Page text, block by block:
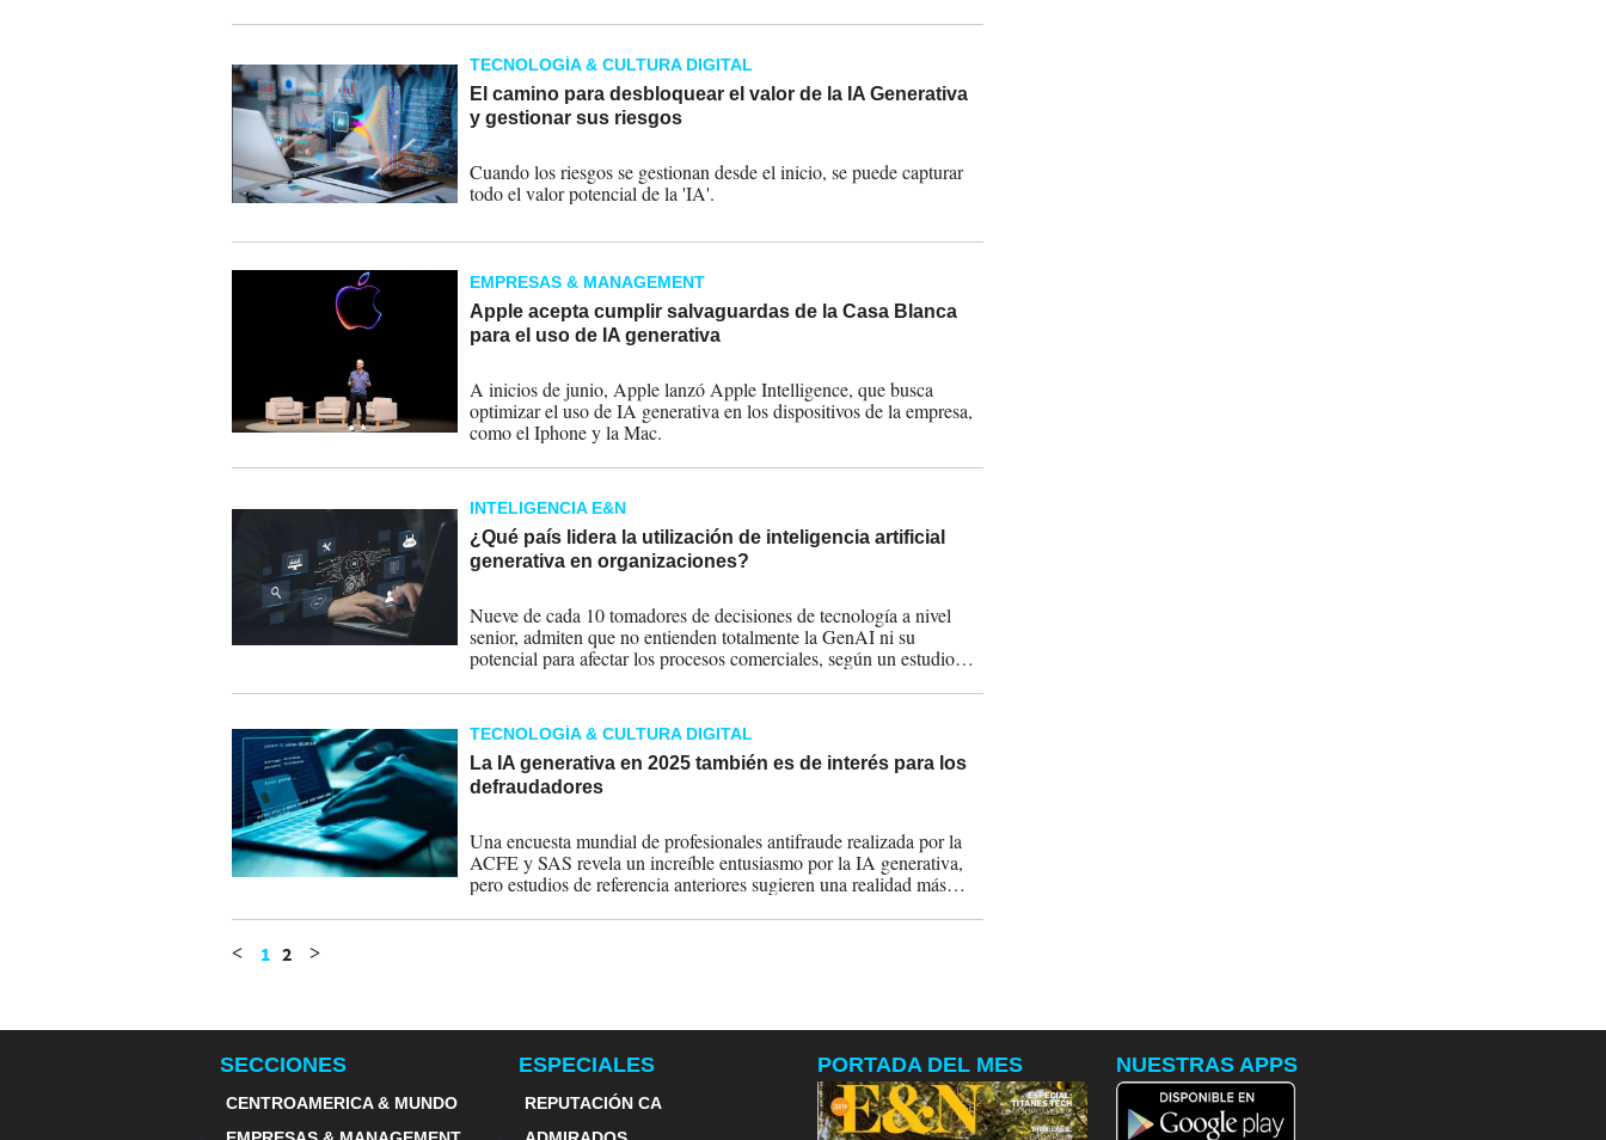
aportar su visión sobre la misma.
TECNOLOGÍA & CULTURA DIGITAL
El camino para desbloquear el valor de la IA Generativa
y gestionar sus riesgos
Cuando los riesgos se gestionan desde el inicio, se puede capturar
todo el valor potencial de la 'IA'.
EMPRESAS & MANAGEMENT
Apple acepta cumplir salvaguardas de la Casa Blanca
para el uso de IA generativa
A inicios de junio, Apple lanzó Apple Intelligence, que busca
optimizar el uso de IA generativa en los dispositivos de la empresa,
como el Iphone y la Mac.
INTELIGENCIA E&N
¿Qué país lidera la utilización de inteligencia artificial
generativa en organizaciones?
Nueve de cada 10 tomadores de decisiones de tecnología a nivel
senior, admiten que no entienden totalmente la GenAI ni su
potencial para afectar los procesos comerciales, según un estudio
TECNOLOGÍA & CULTURA DIGITAL
La IA generativa en 2025 también es de interés para los
defraudadores
Una encuesta mundial de profesionales antifraude realizada por la
ACFE y SAS revela un increíble entusiasmo por la IA generativa,
pero estudios de referencia anteriores sugieren una realidad más
< 1 2 >
SECCIONES
CENTROAMERICA & MUNDO
ESPECIALES
REPUTACIÓN CA
PORTADA DEL MES NUESTRAS APPS